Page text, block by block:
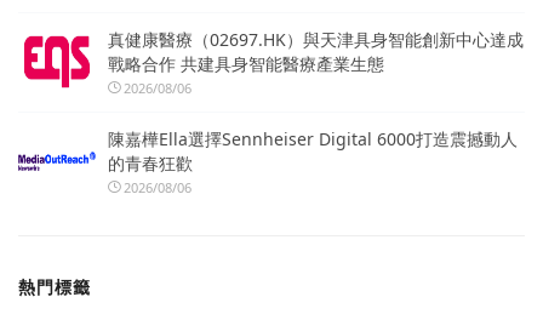
真健康醫療（02697.HK）與天津具身智能創新中心達成
戰略合作 共建具身智能醫療產業生態
2026/08/06
陳嘉樺Ella選擇Sennheiser Digital 6000打造震撼動人
的青春狂歡
2026/08/06
熱門標籤